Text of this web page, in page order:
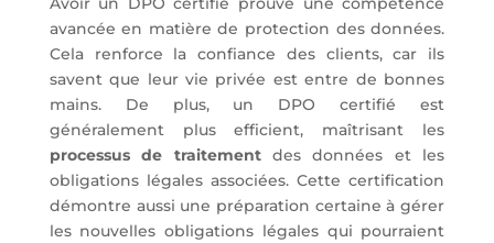
avancée en matière de protection des données.
Cela renforce la confiance des clients, car ils
savent que leur vie privée est entre de bonnes
mains. De plus, un DPO certifié est
généralement plus efficient, maîtrisant les
processus de traitementdes données et les
obligations légales associées. Cette certification
démontre aussi une préparation certaine à gérer
les nouvelles obligations légales qui pourraient